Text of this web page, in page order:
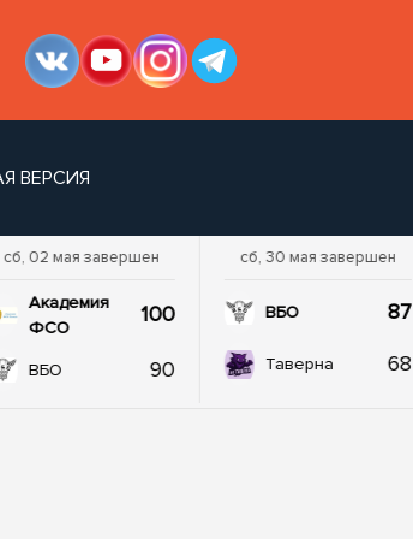
ВЕРСИЯ
сб, 02 мая завершен
Академия
ФСО
100
ВБО 90
сб, 30 мая завершен
ВБО 87
Таверна 68